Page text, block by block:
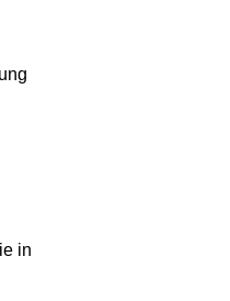
in